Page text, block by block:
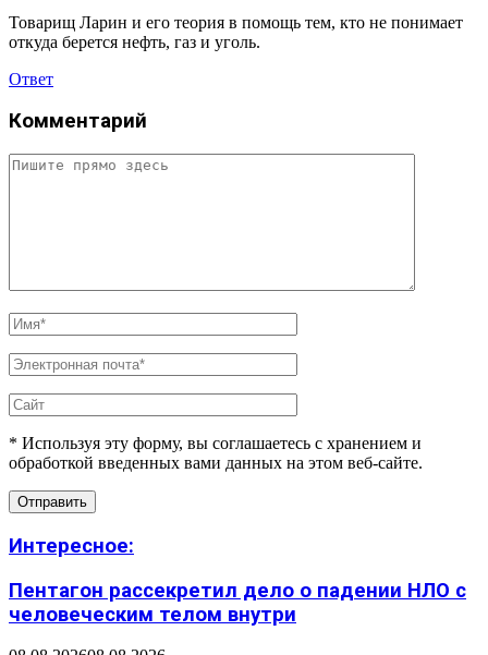
Товарищ Ларин и его теория в помощь тем, кто не понимает
откуда берется нефть, газ и уголь.
Ответ
Комментарий
* Используя эту форму, вы соглашаетесь с хранением и
обработкой введенных вами данных на этом веб-сайте.
Интересное:
Пентагон рассекретил дело о падении НЛО с
человеческим телом внутри